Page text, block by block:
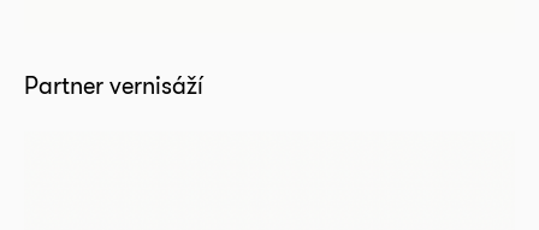
Partner vernisáží